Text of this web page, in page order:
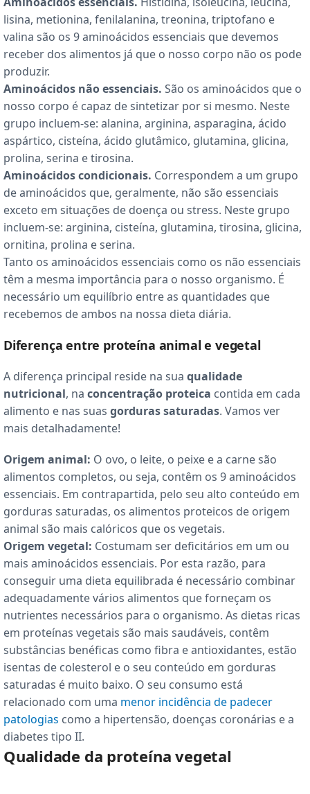
lisina, metionina, fenilalanina, treonina, triptofano e
valina são os 9 aminoácidos essenciais que devemos
receber dos alimentos já que o nosso corpo não os pode
produzir.
Aminoácidos não essenciais. São os aminoácidos que o
nosso corpo é capaz de sintetizar por si mesmo. Neste
grupo incluem-se: alanina, arginina, asparagina, ácido
aspártico, cisteína, ácido glutâmico, glutamina, glicina,
prolina, serina e tirosina.
Aminoácidos condicionais. Correspondem a um grupo
de aminoácidos que, geralmente, não são essenciais
exceto em situações de doença ou stress. Neste grupo
incluem-se: arginina, cisteína, glutamina, tirosina, glicina,
ornitina, prolina e serina.
Tanto os aminoácidos essenciais como os não essenciais
têm a mesma importância para o nosso organismo. É
necessário um equilíbrio entre as quantidades que
recebemos de ambos na nossa dieta diária.
Diferença entre proteína animal e vegetal
A diferença principal reside na sua qualidade
nutricional, na concentração proteica contida em cada
alimento e nas suas gorduras saturadas. Vamos ver
mais detalhadamente!
Origem animal: O ovo, o leite, o peixe e a carne são
alimentos completos, ou seja, contêm os 9 aminoácidos
essenciais. Em contrapartida, pelo seu alto conteúdo em
gorduras saturadas, os alimentos proteicos de origem
animal são mais calóricos que os vegetais.
Origem vegetal: Costumam ser deficitários em um ou
mais aminoácidos essenciais. Por esta razão, para
conseguir uma dieta equilibrada é necessário combinar
adequadamente vários alimentos que forneçam os
nutrientes necessários para o organismo. As dietas ricas
em proteínas vegetais são mais saudáveis, contêm
substâncias benéficas como fibra e antioxidantes, estão
isentas de colesterol e o seu conteúdo em gorduras
saturadas é muito baixo. O seu consumo está
relacionado com uma menor incidência de padecer
patologias como a hipertensão, doenças coronárias e a
diabetes tipo II.
Qualidade da proteína vegetal